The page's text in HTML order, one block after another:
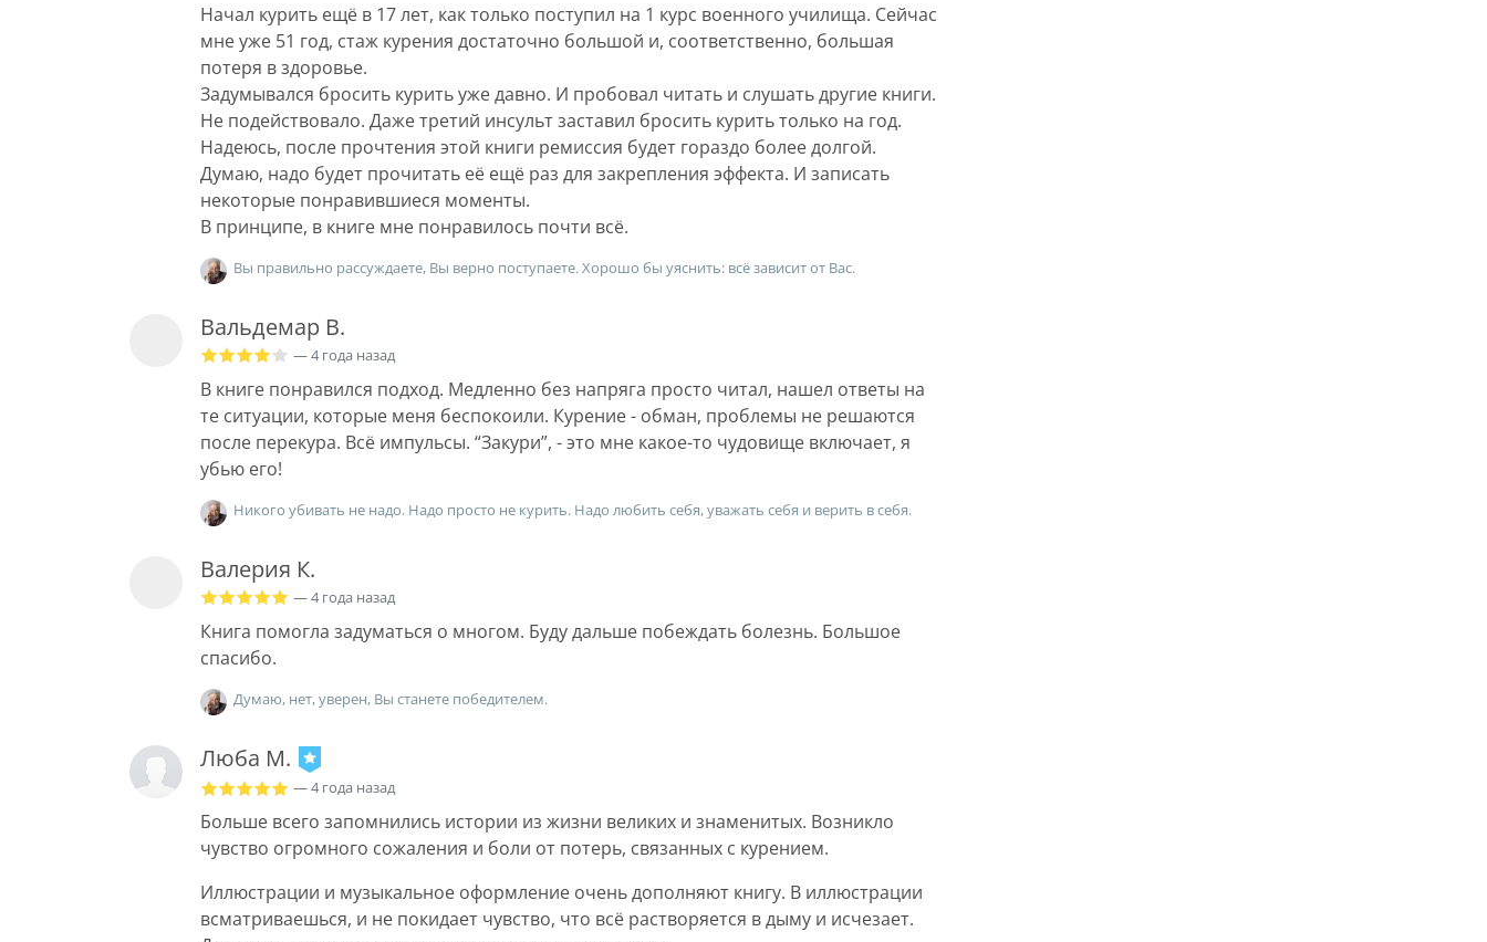
Начал курить ещё в 17 лет, как только поступил на 1 курс военного училища. Сейчас
мне уже 51 год, стаж курения достаточно большой и, соответственно, большая
потеря в здоровье.
Задумывался бросить курить уже давно. И пробовал читать и слушать другие книги.
Не подействовало. Даже третий инсульт заставил бросить курить только на год.
Надеюсь, после прочтения этой книги ремиссия будет гораздо более долгой.
Думаю, надо будет прочитать её ещё раз для закрепления эффекта. И записать
некоторые понравившиеся моменты.
В принципе, в книге мне понравилось почти всё.
Вы правильно рассуждаете, Вы верно поступаете. Хорошо бы уяснить: всё зависит от Вас.
Вальдемар В.
— 4 года назад
В книге понравился подход. Медленно без напряга просто читал, нашел ответы на
те ситуации, которые меня беспокоили. Курение - обман, проблемы не решаются
после перекура. Всё импульсы. “Закури”, - это мне какое-то чудовище включает, я
убью его!
Никого убивать не надо. Надо просто не курить. Надо любить себя, уважать себя и верить в себя.
Валерия К.
— 4 года назад
Книга помогла задуматься о многом. Буду дальше побеждать болезнь. Большое
спасибо.
Думаю, нет, уверен, Вы станете победителем.
Люба М.
— 4 года назад
Больше всего запомнились истории из жизни великих и знаменитых. Возникло
чувство огромного сожаления и боли от потерь, связанных с курением.
Иллюстрации и музыкальное оформление очень дополняют книгу. В иллюстрации
всматриваешься, и не покидает чувство, что всё растворяется в дыму и исчезает.